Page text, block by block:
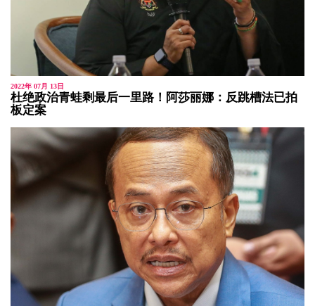
2022年 07月 13日
杜绝政治青蛙剩最后一里路！阿莎丽娜：反跳槽法已拍
板定案